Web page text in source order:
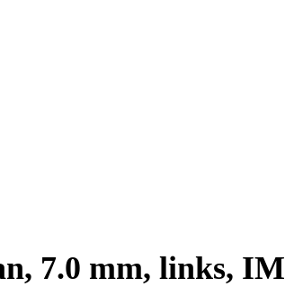
7.0 mm, links, IM